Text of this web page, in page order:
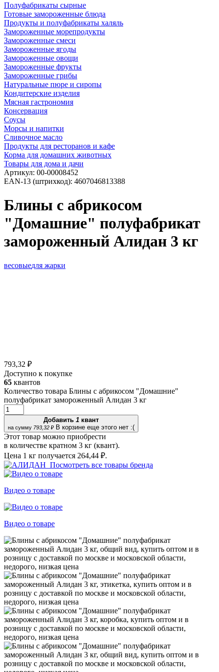
Полуфабрикаты сырные
Готовые замороженные блюда
Продукты и полуфабрикаты халяль
Замороженные морепродукты
Замороженные смеси
Замороженные ягоды
Замороженные овощи
Замороженные фрукты
Замороженные грибы
Натуральные пюре и сиропы
Кондитерские изделия
Мясная гастрономия
Консервация
Соусы
Морсы и напитки
Сливочное масло
Продукты для ресторанов и кафе
Корма для домашних животных
Товары для дома и дачи
Артикул: 00-00008452
EAN-13 (штрихкод): 4607046813388
Блины с абрикосом
"Домашние" полуфабрикат
замороженный Алидан 3 кг
весовыедля жарки
793,32 ₽
Доступно к покупке
65 квантов
Количество товара Блины с абрикосом "Домашние"
полуфабрикат замороженный Алидан 3 кг
Добавить 1 квант
на сумму 793,32 ₽ В корзине еще этого нет :(
Этот товар можно приобрести
в количестве кратном 3 кг (квант).
Цена 1 кг получается 264,44 ₽.
Посмотреть все товары бренда
Видео о товаре
Видео о товаре